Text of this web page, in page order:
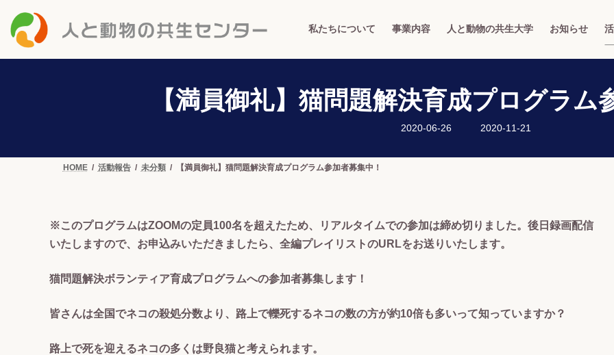
私たちについて 事業内容 人と動物の共生大学 お知らせ
【満員御礼】猫問題解決育成プログラム
2020-06-26
最
新
2020-11-21
HOME 活動報告 未分類 【満員御礼】猫問題解決育成プログラム参加者募集中！
※このプログラムはZOOMの定員100名を超えたため、リアルタイムでの参加は締め切りました。後日録画配信
いたしますので、お申込みいただきましたら、全編プレイリストのURLをお送りいたします。
猫問題解決ボランティア育成プログラムへの参加者募集します！
皆さんは全国でネコの殺処分数より、路上で轢死するネコの数の方が約10倍も多いって知っていますか？
路上で死を迎えるネコの多くは野良猫と考えられます。